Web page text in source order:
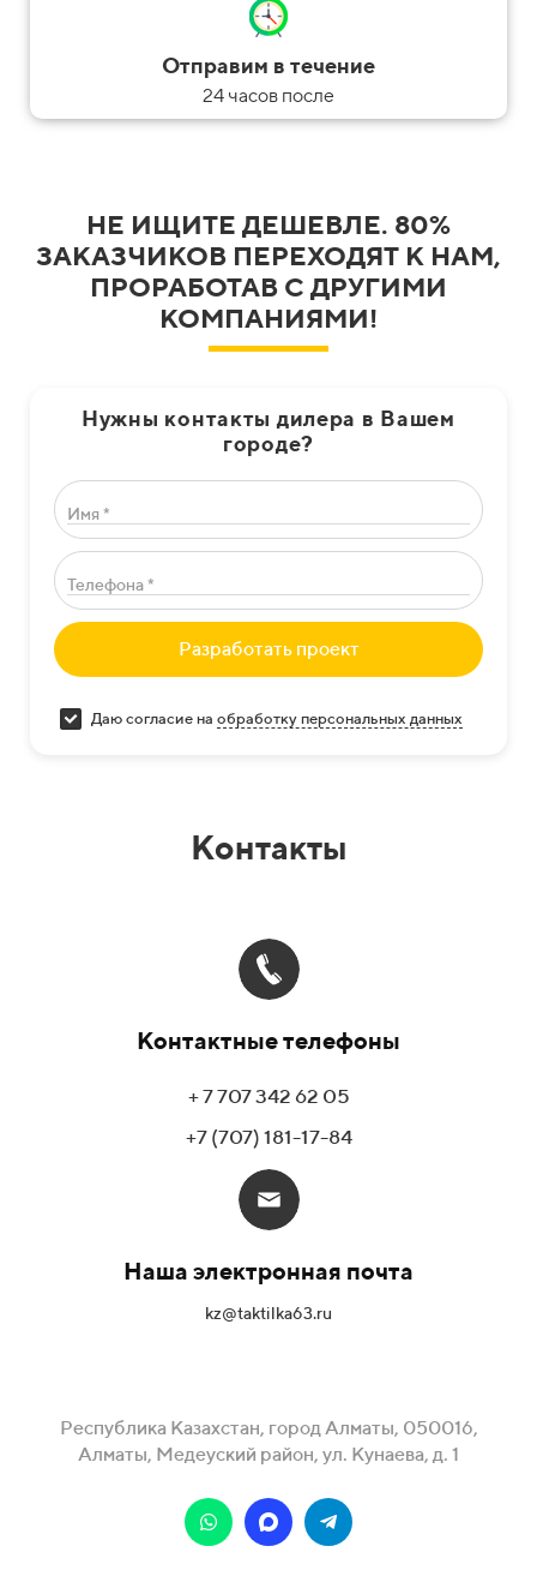
Отправим в течение
24 часов после
НЕ ИЩИТЕ ДЕШЕВЛЕ. 80%
ЗАКАЗЧИКОВ ПЕРЕХОДЯТ К НАМ,
ПРОРАБОТАВ С ДРУГИМИ
КОМПАНИЯМИ!
Нужны контакты дилера в Вашем
городе?
Имя *
Телефона *
Разработать проект
Даю согласие на обработку персональных данных
Контакты
Контактные телефоны
+ 7 707 342 62 05
+7 (707) 181-17-84
Наша электронная почта
kz@taktilka63.ru
Республика Казахстан, город Алматы, 050016,
Алматы, Медеуский район, ул. Кунаева, д. 1